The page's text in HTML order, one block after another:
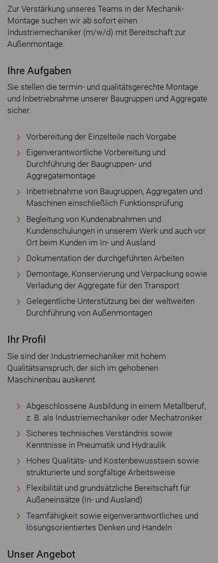
Zur Verstärkung unseres Teams in der Mechanik-
Montage suchen wir ab sofort einen
Industriemechaniker (m/w/d) mit Bereitschaft zur
Außenmontage.
Ihre Aufgaben
Sie stellen die termin- und qualitätsgerechte Montage
und Inbetriebnahme unserer Baugruppen und Aggregate
sicher.
Vorbereitung der Einzelteile nach Vorgabe
Eigenverantwortliche Vorbereitung und
Durchführung der Baugruppen- und
Aggregatemontage
Inbetriebnahme von Baugruppen, Aggregaten und
Maschinen einschließlich Funktionsprüfung
Begleitung von Kundenabnahmen und
Kundenschulungen in unserem Werk und auch vor
Ort beim Kunden im In- und Ausland
Dokumentation der durchgeführten Arbeiten
Demontage, Konservierung und Verpackung sowie
Verladung der Aggregate für den Transport
Gelegentliche Unterstützung bei der weltweiten
Durchführung von Außenmontagen
Ihr Profil
Sie sind der Industriemechaniker mit hohem
Qualitätsanspruch, der sich im gehobenen
Maschinenbau auskennt.
Abgeschlossene Ausbildung in einem Metallberuf,
z. B. als Industriemechaniker oder Mechatroniker
Sicheres technisches Verständnis sowie
Kenntnisse in Pneumatik und Hydraulik
Hohes Qualitäts- und Kostenbewusstsein sowie
strukturierte und sorgfältige Arbeitsweise
Flexibilität und grundsätzliche Bereitschaft für
Außeneinsätze (In- und Ausland)
Teamfähigkeit sowie eigenverantwortliches und
lösungsorientiertes Denken und Handeln
Unser Angebot